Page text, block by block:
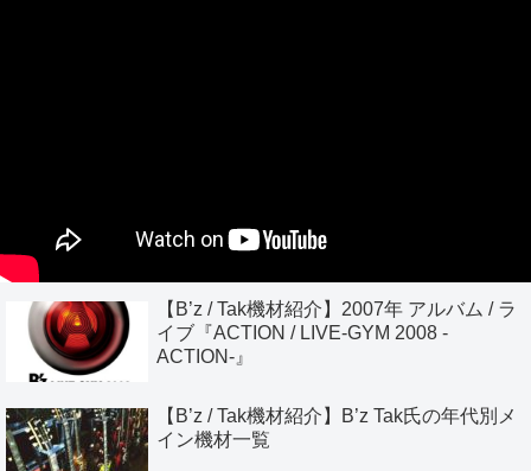
【B’z / Tak機材紹介】2007年 アルバム / ラ
イブ『ACTION / LIVE-GYM 2008 -
ACTION-』
【B’z / Tak機材紹介】B’z Tak氏の年代別メ
イン機材一覧